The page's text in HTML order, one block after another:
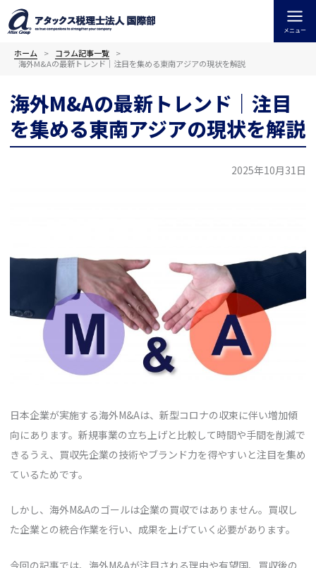
容
を
メニュー
ホーム
コラム記事一覧
海外M&Aの最新トレンド｜注目を集める東南アジアの現状を解説
海外M&Aの最新トレンド｜注目
を集める東南アジアの現状を解説
2025年10月31日
日本企業が実施する海外M&Aは、新型コロナの収束に伴い増加傾
向にあります。新規事業の立ち上げと比較して時間や手間を削減で
きるうえ、買収先企業の技術やブランド力を得やすいと注目を集め
ているためです。
しかし、海外M&Aのゴールは企業の買収ではありません。買収し
た企業との統合作業を行い、成果を上げていく必要があります。
今回の記事では、海外M&Aが注目される理由や有望国、買収後の